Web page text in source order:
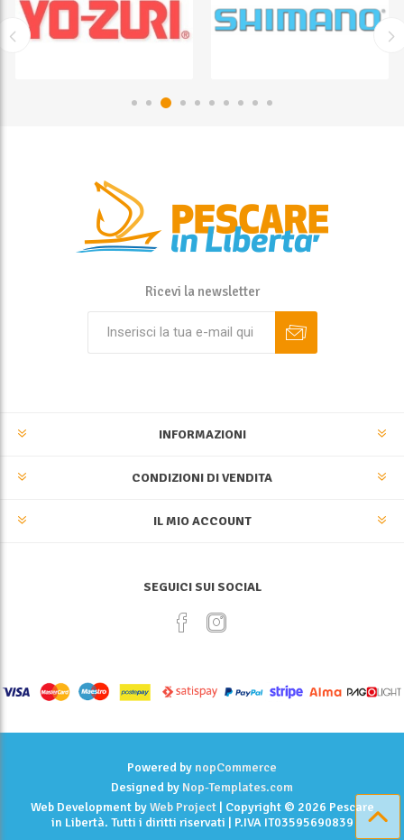
Ricevi la newsletter
INFORMAZIONI
CONDIZIONI DI VENDITA
IL MIO ACCOUNT
SEGUICI SUI SOCIAL
Powered by nopCommerce
Designed by Nop-Templates.com
Web Development byWeb Project| Copyright © 2026 Pescare
in Libertà. Tutti i diritti riservati | P.IVA IT03595690839